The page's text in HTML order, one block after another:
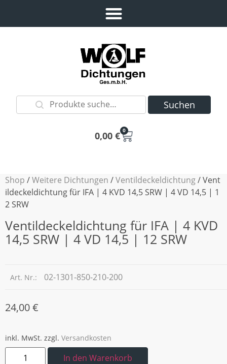
Suchen
0,00 € 0
Shop /Weitere Dichtungen /Ventildeckeldichtung/ Vent
ildeckeldichtung für IFA | 4 KVD 14,5 SRW | 4 VD 14,5 | 1
2 SRW
Ventildeckeldichtung für IFA | 4 KVD
14,5 SRW | 4 VD 14,5 | 12 SRW
Art. Nr.: 02-1301-850-210-200
24,00€
inkl. MwSt. zzgl. Versandkosten
In den Warenkorb